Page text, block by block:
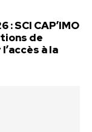
SCI CAP’IMO
de
à la